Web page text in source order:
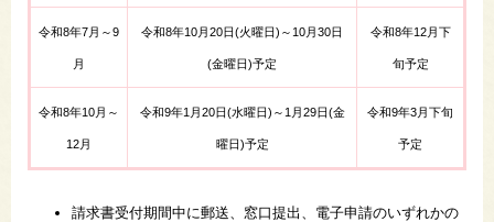
令和8年7月～9
月
令和8年10月20日(火曜日​)～10月30日
(金曜日)予定
令和8年12月下
旬予定
令和8年10月～
12月
令和9年1月20日(水曜日​)～1月29日(金
曜日)予定
令和9年3月下旬
予定
請求書受付期間中に郵送、窓口提出、電子申請のいずれかの